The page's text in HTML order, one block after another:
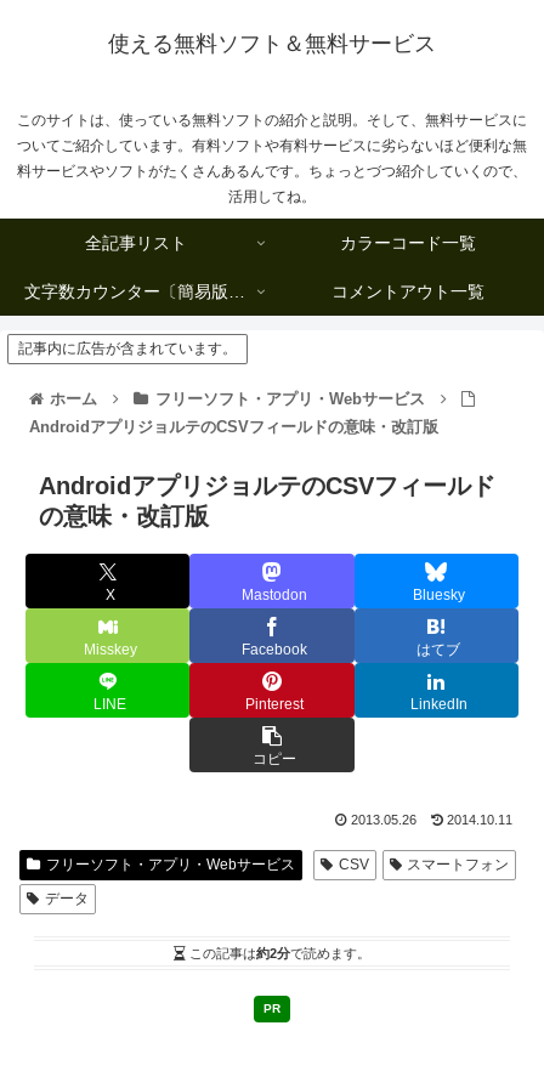
使える無料ソフト＆無料サービス
このサイトは、使っている無料ソフトの紹介と説明。そして、無料サービスに
ついてご紹介しています。有料ソフトや有料サービスに劣らないほど便利な無
料サービスやソフトがたくさんあるんです。ちょっとづつ紹介していくので、
活用してね。
全記事リスト カラーコード一覧
文字数カウンター〔簡易版複数行タイプ〕 コメントアウト一覧
記事内に広告が含まれています。
ホーム
フリーソフト・アプリ・Webサービス
AndroidアプリジョルテのCSVフィールドの意味・改訂版
AndroidアプリジョルテのCSVフィールド
の意味・改訂版
X Mastodon Bluesky
Misskey Facebook はてブ
LINE Pinterest LinkedIn
コピー
2013.05.26 2014.10.11
フリーソフト・アプリ・Webサービス CSV
スマートフォン
データ
この記事は約2分で読めます。
PR